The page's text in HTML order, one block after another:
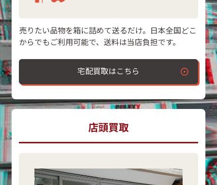
売りたい品物を箱に詰めて送るだけ。日本全国どこ
からでもご利用可能で、送料は当店負担です。
宅配買取はこちら
店頭買取